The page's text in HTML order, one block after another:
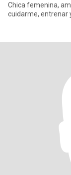
Chica femenina,
cuidarme, entrenar